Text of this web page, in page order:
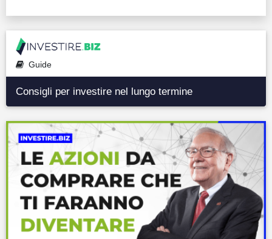
Guide
Consigli per investire nel lungo termine